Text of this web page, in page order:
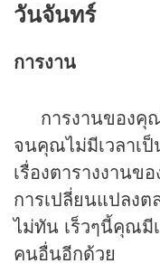
วันจันทร์
การงาน
การงานของคุ
จนคุณไม่มีเวลาเป็
เรื่องตารางงาน
การเปลี่ยนแปลง
ไม่ทัน เร็วๆนี้คุณมี
คนอื่นอีกด้วย